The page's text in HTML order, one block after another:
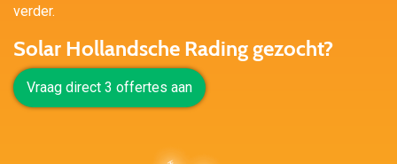
verder.
Solar Hollandsche Rading gezocht?
Vraag direct 3 offertes aan